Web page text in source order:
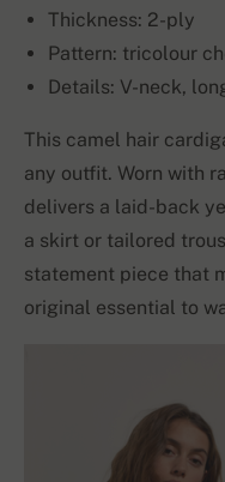
Thickness: 2-ply
Pattern: tricolour
Details: V-neck,
This camel hair
any outfit. Worn with
delivers a laid-back
a skirt or tailored
statement piece that
original essential to